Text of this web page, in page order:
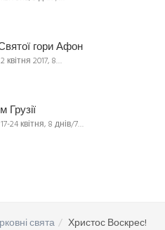
гори Афон
квітня 2017, 8…
Грузії
24 квітня, 8 днів/7…
свята Христос Воскрес!